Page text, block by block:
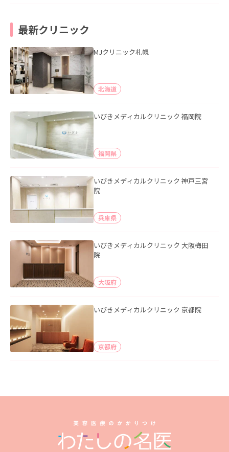
最新クリニック
MJクリニック札幌
北海道
いびきメディカルクリニック 福岡院
福岡県
いびきメディカルクリニック 神戸三宮
院
兵庫県
いびきメディカルクリニック 大阪梅田
院
大阪府
いびきメディカルクリニック 京都院
京都府